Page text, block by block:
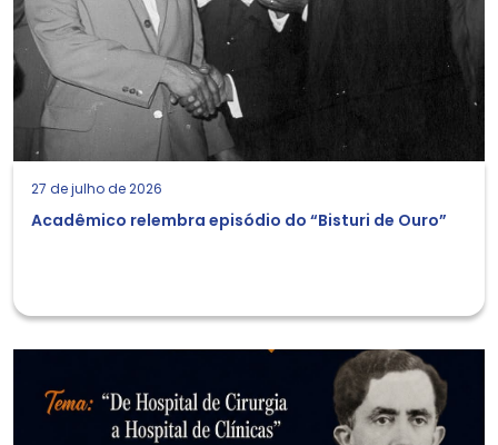
27 de julho de 2026
Acadêmico relembra episódio do “Bisturi de Ouro”